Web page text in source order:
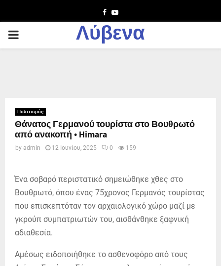
Facebook
Youtube
PRIMARY
Λύβενα
Πολιτισμός
Θάνατος Γερμανού τουρίστα στο Βουθρωτό
από ανακοπή • Himara
by admin 12 Ιουνίου, 2025 0 159
Ένα σοβαρό περιστατικό σημειώθηκε χθες στο
Βουθρωτό, όπου ένας 75χρονος Γερμανός τουρίστας
που επισκεπτόταν τον αρχαιολογικό χώρο μαζί με
γκρούπ συμπατριωτών του, αισθάνθηκε ξαφνική
αδιαθεσία.
Αμέσως ειδοποιήθηκε το ασθενοφόρο από τους